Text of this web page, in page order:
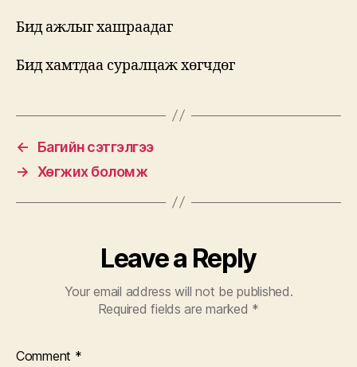
Бид ажлыг хашраадаг
Бид хамтдаа суралцаж хөгчдөг
←
Багийн сэтгэлгээ
→ Хөгжих боломж
Leave a Reply
Your email address will not be published.
Required fields are marked *
Comment *